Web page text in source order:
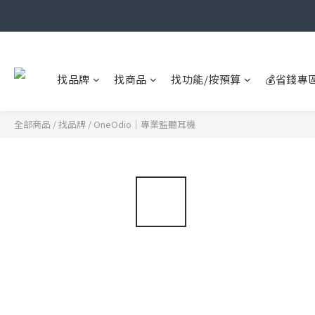
找品牌 找商品 找功能/按預算 💰省錢專
全部商品 /找品牌 / OneOdio｜專業監聽耳機